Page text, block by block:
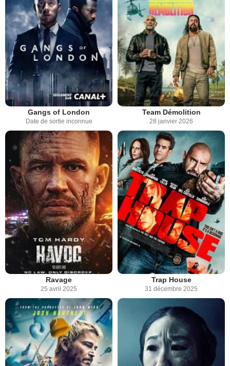
Gangs of London
Date de sortie inconnue
Team Démolition
28 janvier 2026
Ravage
25 avril 2025
Trap House
31 décembre 2025